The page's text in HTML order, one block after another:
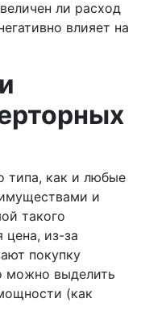
ли расход
влияет на
типа, как и любые
и
такого
цена, из-за
покупку
можно выделить
(как